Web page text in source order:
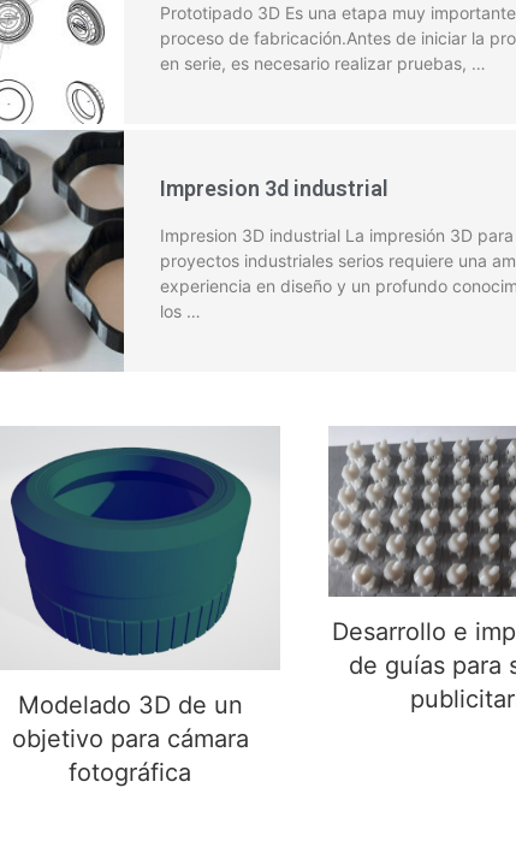
Prototipado 3D Es una etapa muy
proceso de fabricación.Antes de iniciar la
en serie, es necesario realizar pruebas, …
Impresion 3d industrial
Impresion 3D industrial La impresión 3D para
proyectos industriales serios requiere una
experiencia en diseño y un profundo
los …
Modelado 3D de un
objetivo para cámara
Modelado 3D de un
objetivo para cámara
fotográfica
Desarrollo e
de guías para
Desarrollo e
de guías para